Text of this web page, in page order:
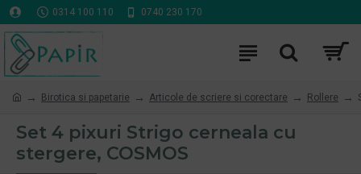
0314 100 110 0740 230 170
Birotica si papetarie Articole de scriere si corectare Rollere
Set 4 pixuri Strigo cerneala cu
stergere, COSMOS